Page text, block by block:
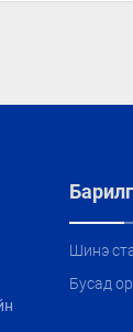
Шинэ
Бусад